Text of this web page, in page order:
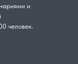
и
человек.